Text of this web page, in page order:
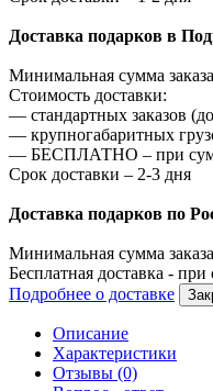
Доставка подарков в
Минимальная сумма
Стоимость доставки:
— стандартных заказов
— крупногабаритных
— БЕСПЛАТНО – при
Срок доставки – 2-3 дня
Доставка подарков по
Минимальная сумма
Бесплатная доставка - при
Подробнее о доставке
Описание
Характеристики
Отзывы (0)